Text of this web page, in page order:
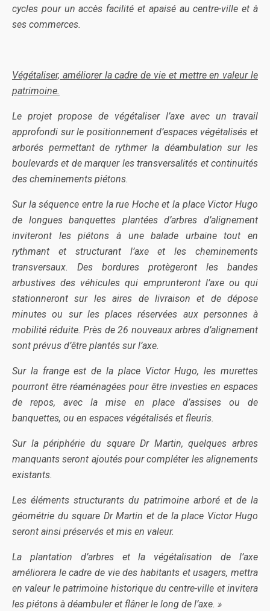
cycles pour un accès facilité et apaisé au centre-ville et à
ses commerces.
Végétaliser, améliorer la cadre de vie et mettre en valeur le
patrimoine.
Le projet propose de végétaliser l’axe avec un travail
approfondi sur le positionnement d’espaces végétalisés et
arborés permettant de rythmer la déambulation sur les
boulevards et de marquer les transversalités et continuités
des cheminements piétons.
Sur la séquence entre la rue Hoche et la place Victor Hugo
de longues banquettes plantées d’arbres d’alignement
inviteront les piétons à une balade urbaine tout en
rythmant et structurant l’axe et les cheminements
transversaux. Des bordures protègeront les bandes
arbustives des véhicules qui emprunteront l’axe ou qui
stationneront sur les aires de livraison et de dépose
minutes ou sur les places réservées aux personnes à
mobilité réduite. Près de 26 nouveaux arbres d’alignement
sont prévus d’être plantés sur l’axe.
Sur la frange est de la place Victor Hugo, les murettes
pourront être réaménagées pour être investies en espaces
de repos, avec la mise en place d’assises ou de
banquettes, ou en espaces végétalisés et fleuris.
Sur la périphérie du square Dr Martin, quelques arbres
manquants seront ajoutés pour compléter les alignements
existants.
Les éléments structurants du patrimoine arboré et de la
géométrie du square Dr Martin et de la place Victor Hugo
seront ainsi préservés et mis en valeur.
La plantation d’arbres et la végétalisation de l’axe
améliorera le cadre de vie des habitants et usagers, mettra
en valeur le patrimoine historique du centre-ville et invitera
les piétons à déambuler et flâner le long de l’axe. »